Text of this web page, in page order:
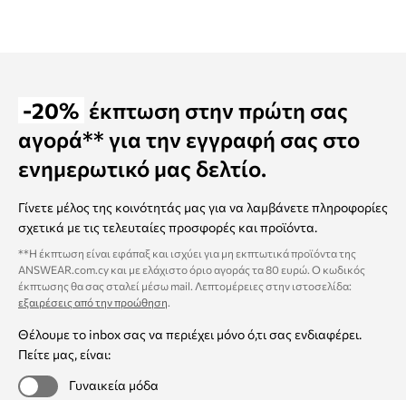
-20% έκπτωση στην πρώτη σας
αγορά** για την εγγραφή σας στο
ενημερωτικό μας δελτίο.
Γίνετε μέλος της κοινότητάς μας για να λαμβάνετε πληροφορίες
σχετικά με τις τελευταίες προσφορές και προϊόντα.
**Η έκπτωση είναι εφάπαξ και ισχύει για μη εκπτωτικά προϊόντα της
ANSWEAR.com.cy και με ελάχιστο όριο αγοράς τα 80 ευρώ. Ο κωδικός
έκπτωσης θα σας σταλεί μέσω mail. Λεπτομέρειες στην ιστοσελίδα:
εξαιρέσεις από την προώθηση
Θέλουμε το inbox σας να περιέχει μόνο ό,τι σας ενδιαφέρει.
Πείτε μας, είναι:
Γυναικεία μόδα